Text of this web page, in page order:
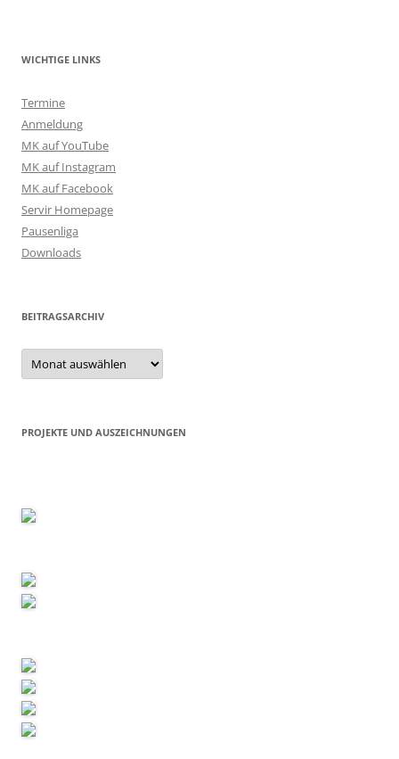
WICHTIGE LINKS
Termine
Anmeldung
MK auf YouTube
MK auf Instagram
MK auf Facebook
Servir Homepage
Pausenliga
Downloads
BEITRAGSARCHIV
Beitragsarchiv
PROJEKTE UND AUSZEICHNUNGEN